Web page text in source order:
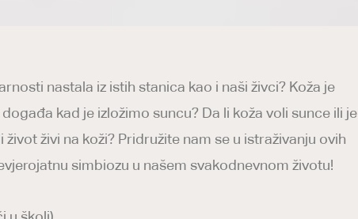
nastala iz istih stanica kao i naši živci? Koža je
kad je izložimo suncu? Da li koža voli sunce ili je
živi na koži? Pridružite nam se u istraživanju ovih
simbiozu u našem svakodnevnom životu!